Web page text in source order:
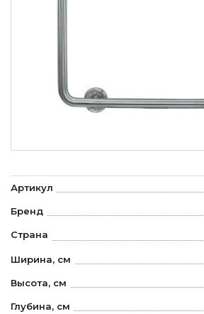
Артикул
Бренд
Страна
Ширина, см
Высота, см
Глубина, см